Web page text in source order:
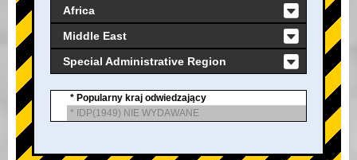
Africa
Middle East
Special Administrative Region
* Popularny kraj odwiedzający
* IDP(1949) NIE WYDAWANE